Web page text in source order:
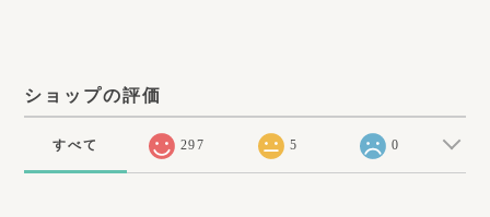
ショップの評価
すべて 297 5 0